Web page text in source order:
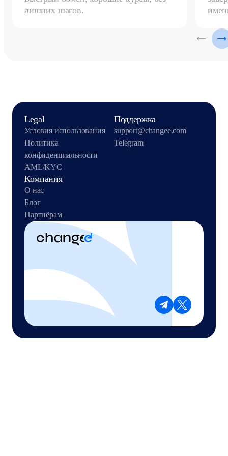
лишних шагов.
Legal
Условия использования
Политика
конфиденциальности
AML/KYC
Поддержка
support@changee.com
Telegram
Компания
О нас
Блог
Партнёрам